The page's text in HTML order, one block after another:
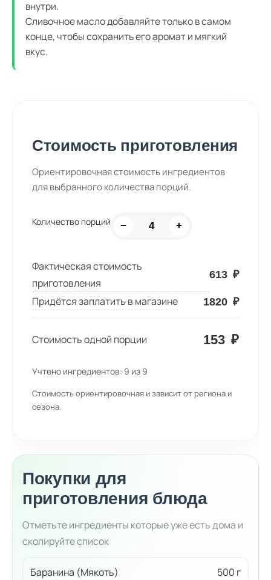
внутри.
Сливочное масло добавляйте только в самом
конце, чтобы сохранить его аромат и мягкий
вкус.
Стоимость приготовления
Ориентировочная стоимость ингредиентов
для выбранного количества порций.
Количество порций − +
Фактическая стоимость
приготовления
613 ₽
Придётся заплатить в магазине 1820 ₽
Стоимость одной порции 153 ₽
Учтено ингредиентов: 9 из 9
Стоимость ориентировочная и зависит от региона и
сезона.
Покупки для
приготовления блюда
Отметьте ингредиенты которые уже есть дома и
скопируйте список
Баранина (Мякоть) 500 г